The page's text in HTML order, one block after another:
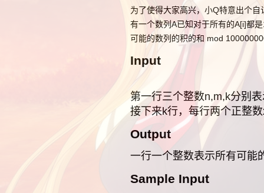
为了使得大家高兴，小Q特意出个
有一个数列A已知对于所有的A[i]都
可能的数列的积的和 mod
Input
第一行三个整数n,m,k分别
接下来k行，每行两个正整
Output
一行一个整数表示所有可能
Sample Input